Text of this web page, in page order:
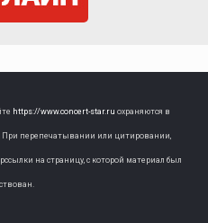
https://www.concert-star.ru охраняются в
При перепечатывании или цитировании,
на страницу, с которой материал был